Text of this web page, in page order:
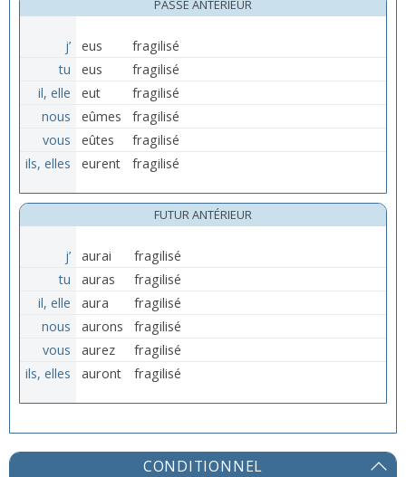
PASSÉ ANTÉRIEUR
j’ eus
fragilisé
tu
eus
fragilisé
il, elle
eut
fragilisé
nous
eûmes
fragilisé
vous
eûtes
fragilisé
ils, elles
eurent fragilisé
FUTUR ANTÉRIEUR
j’ aurai
fragilisé
tu
auras
fragilisé
il, elle
aura
fragilisé
nous
aurons
fragilisé
vous
aurez
fragilisé
ils, elles
auront fragilisé
CONDITIONNEL